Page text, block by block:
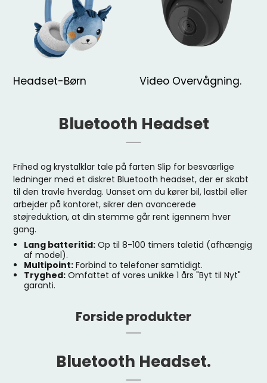
Headset-Børn Video Overvågning.
Bluetooth Headset
Frihed og krystalklar tale på farten Slip for besværlige
ledninger med et diskret Bluetooth headset, der er skabt
til den travle hverdag. Uanset om du kører bil, lastbil eller
arbejder på kontoret, sikrer den avancerede
støjreduktion, at din stemme går rent igennem hver
gang.
Lang batteritid:Op til 8-100 timers taletid (afhængig
af model).
Multipoint:Forbind to telefoner samtidigt.
Tryghed:Omfattet af vores unikke 1 års "Byt til Nyt"
garanti.
Forside produkter
Bluetooth Headset.